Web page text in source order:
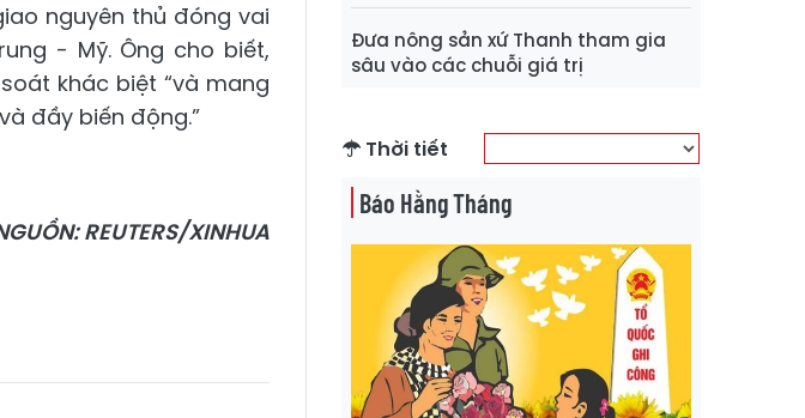
nguyên thủ đóng vai
- Mỹ. Ông cho biết,
khác biệt “và mang
đầy biến động.”
REUTERS/XINHUA
Đưa nông sản xứ Thanh tham gia
sâu vào các chuỗi giá trị
Thời tiết
Báo Hằng Tháng